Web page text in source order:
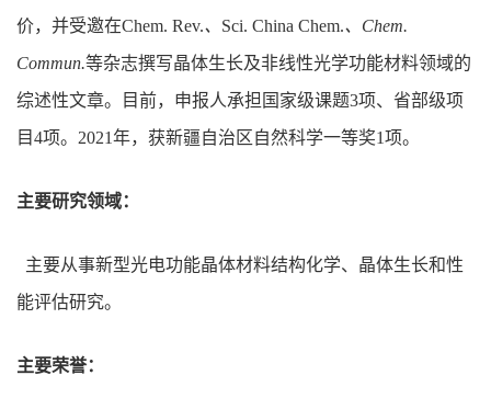
价，并受邀在Chem. Rev.、 Sci. China Chem.、 Chem.
Commun.等杂志撰写晶体生长及非线性光学功能材料领域的
综述性文章。目前，申报人承担国家级课题3项、省部级项
目4项。 2021年，获新疆自治区自然科学一等奖1项。
主要研究领域：
主要从事新型光电功能晶体材料结构化学、晶体生长和性
能评估研究。
主要荣誉：